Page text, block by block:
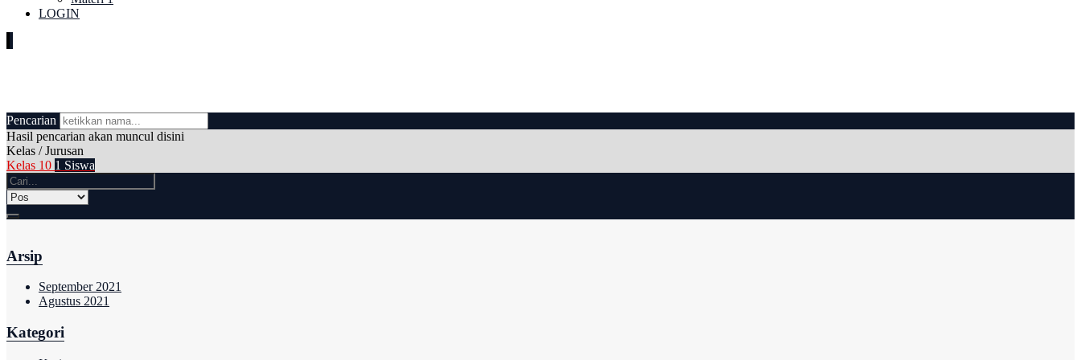
LOGIN
Pencarian
Hasil pencarian akan muncul disini
Kelas / Jurusan
Kelas 10 1 Siswa
Arsip
September 2021
Agustus 2021
Kategori